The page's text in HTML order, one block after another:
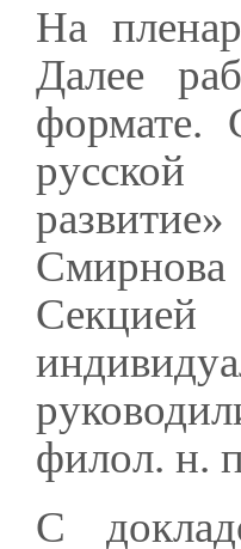
На
Далее
формате.
русской
филол. н.
С